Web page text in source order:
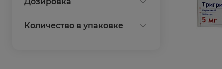
Количество в упаковке